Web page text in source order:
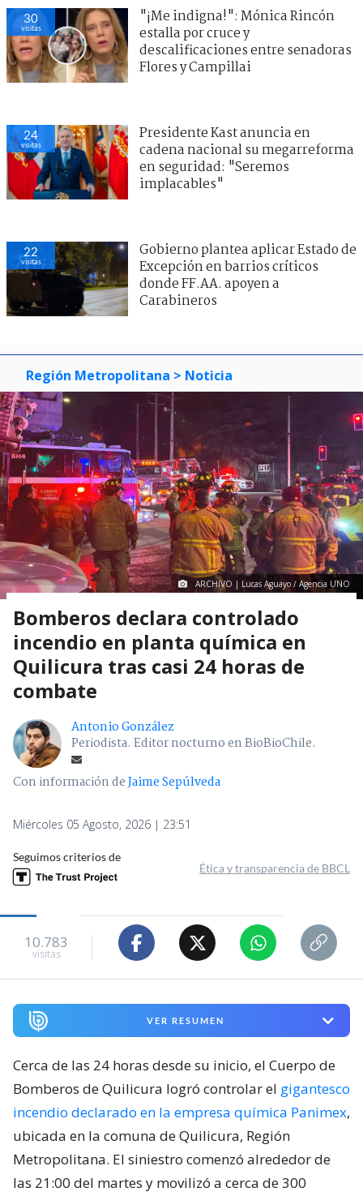
30
visitas
"¡Me indigna!": Mónica Rincón
estalla por cruce y
descalificaciones entre senadoras
Flores y Campillai
24
visitas
Presidente Kast anuncia en
cadena nacional su megarreforma
en seguridad: "Seremos
implacables"
22
visitas
Gobierno plantea aplicar Estado de
Excepción en barrios críticos
donde FF.AA. apoyen a
Carabineros
Región Metropolitana > Noticia
ARCHIVO | Lucas Aguayo / Agencia UNO
Bomberos declara controlado
incendio en planta química en
Quilicura tras casi 24 horas de
combate
Antonio González
Periodista. Editor nocturno en BioBioChile.
Con información deJaime Sepúlveda
Miércoles 05 Agosto, 2026 | 23:51
Seguimos criterios de
Ética y transparencia de BBCL
10.783
visitas
VER RESUMEN
Cerca de las 24 horas desde su inicio, el Cuerpo de
Bomberos de Quilicura logró controlar el gigantesco
incendio declarado en la empresa química Panimex,
ubicada en la comuna de Quilicura, Región
Metropolitana. El siniestro comenzó alrededor de
las 21:00 del martes y movilizó a cerca de 300